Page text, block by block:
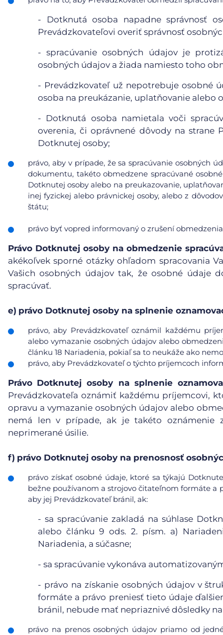
- Dotknutá osoba napadne správnosť
Prevádzkovateľovi overiť správnosť
- spracúvanie osobných údajov je
osobných údajov a žiada namiesto toho
- Prevádzkovateľ už nepotrebuje osobné
osoba na preukázanie, uplatňovanie alebo
- Dotknutá osoba namietala voči
overenia, či oprávnené dôvody na strane
Dotknutej osoby;
právo, aby v prípade, že sa spracúvanie osobných
dokumentu, takéto obmedzene spracúvané
Dotknutej osoby alebo na preukazovanie,
inej fyzickej alebo právnickej osoby, alebo z
štátu;
právo byť vopred informovaný o zrušení
Právo Dotknutej osoby na obmedzenie
akékoľvek sporné otázky ohľadom spracovania
Vašich osobných údajov tak, že osobné
spracúvať.
e) právo Dotknutej osoby na splnenie
právo, aby Prevádzkovateľ oznámil každému
alebo vymazanie osobných údajov alebo
článku 18 Nariadenia, pokiaľ sa to neukáže ako
právo, aby Prevádzkovateľ o týchto príjemcoch
Právo Dotknutej osoby na splnenie
Prevádzkovateľa oznámiť každému príjemcovi,
opravu a vymazanie osobných údajov alebo
nemá len v prípade, ak je takéto oznámenie
neprimerané úsilie.
f) právo Dotknutej osoby na prenosnosť
právo získať osobné údaje, ktoré sa týkajú
bežne používanom a strojovo čitateľnom formáte a
aby jej Prevádzkovateľ bránil, ak:
-sa spracúvanie zakladá na súhlase
alebo článku 9 ods. 2. písm. a)
Nariadenia, a súčasne;
- sa spracúvanie vykonáva
- právo na získanie osobných údajov v
formáte a právo preniesť tieto údaje
bránil, nebude mať nepriaznivé dôsledky
právo na prenos osobných údajov priamo od